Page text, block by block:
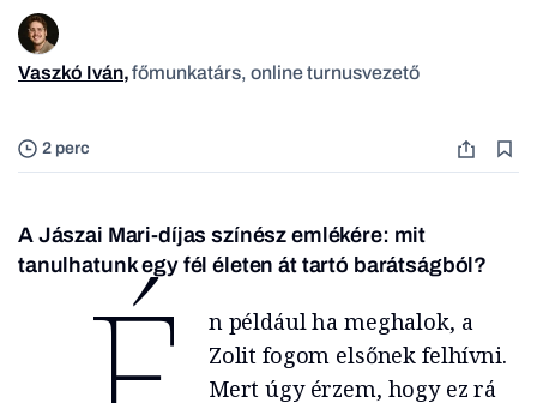
2 perc
Vaszkó Iván,főmunkatárs, online turnusvezető
A Jászai Mari-díjas színész emlékére: mit
tanulhatunk egy fél életen át tartó barátságból?
n például ha meghalok, a
Zolit fogom elsőnek felhívni.
Mert úgy érzem, hogy ez rá